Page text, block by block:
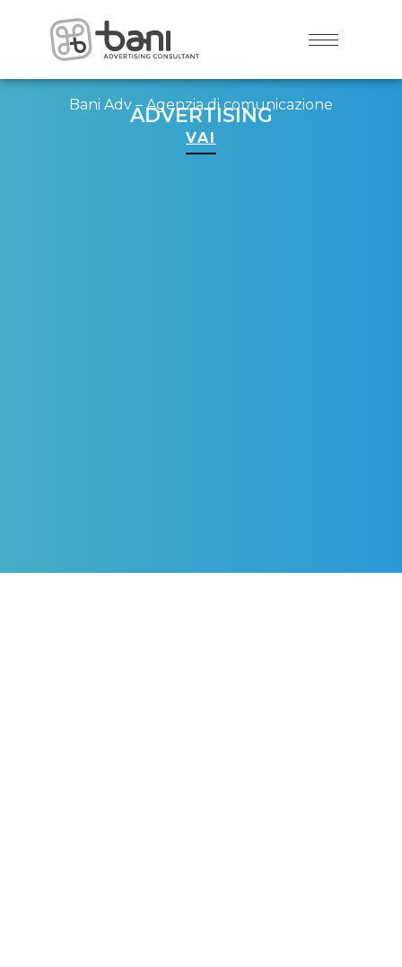
Bani Adv – Agenzia di comunicazione
ADVERTISING
VAI